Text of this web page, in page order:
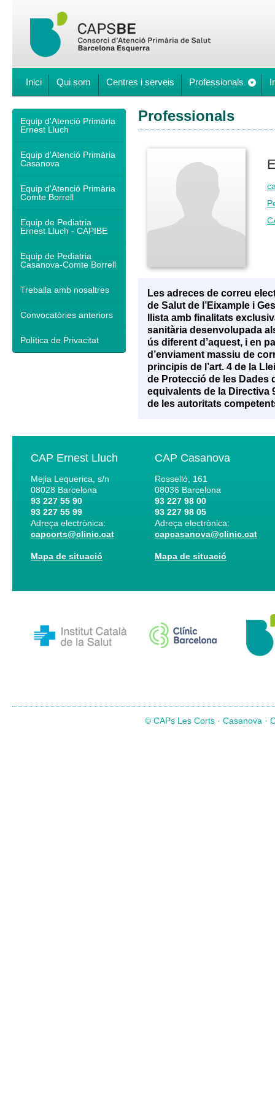
Inici Qui som Centres i serveis Professionals
Equip d'Atenció Primària
Ernest Lluch
Equip d'Atenció Primària
Casanova
Equip d'Atenció Primària
Comte Borrell
Equip de Pediatria
Ernest Lluch - CAPIBE
Equip de Pediatria
Casanova-Comte Borrell
Treballa amb nosaltres
Convocatòries anteriors
Política de Privacitat
Professionals
Les adreces de correu
de Salut de l’Eixample i
llista amb finalitats
sanitària desenvolupada
ús diferent d’aquest, i en
d’enviament massiu de
principis de l’art. 4 de la
de Protecció de les Dades
equivalents de la Directiva
de les autoritats
CAP Ernest Lluch
Mejia Lequerica, s/n
08028 Barcelona
93 227 55 90
93 227 55 99
Adreça electrònica:
capcorts@clinic.cat
Mapa de situació
CAP Casanova
Rosselló, 161
08036 Barcelona
93 227 98 00
93 227 98 05
Adreça electrònica:
capcasanova@clinic.cat
Mapa de situació
© CAPs Les Corts · Casanova ·